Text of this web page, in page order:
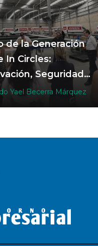
de la Generación
In Circles:
Seguridad y
Prácticas en
Yael Becerra Márquez